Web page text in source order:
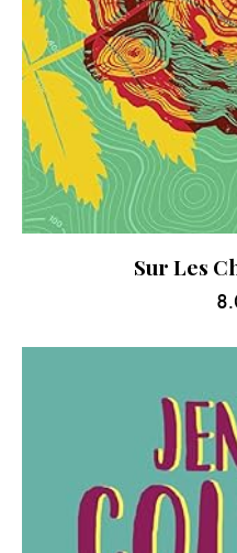
Sur Les